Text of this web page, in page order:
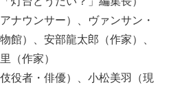
ナウンサー）、ヴァンサン・
館）、安部龍太郎（作家）、
（作家）
役者・俳優）、小松美羽（現